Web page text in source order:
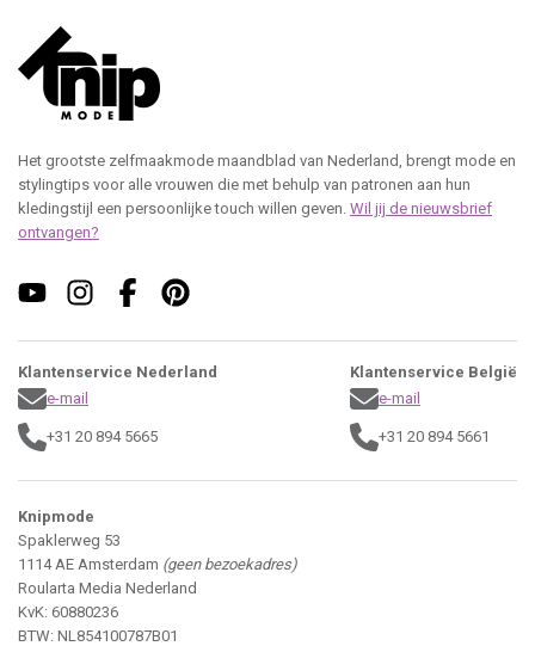
Het grootste zelfmaakmode maandblad van Nederland, brengt mode en
stylingtips voor alle vrouwen die met behulp van patronen aan hun
kledingstijl een persoonlijke touch willen geven. Wil jij de nieuwsbrief
ontvangen?
Klantenservice Nederland
e-mail
+31 20 894 5665
Klantenservice België
e-mail
+31 20 894 5661
Knipmode
Spaklerweg 53
1114 AE Amsterdam (geen bezoekadres)
Roularta Media Nederland
KvK: 60880236
BTW: NL854100787B01